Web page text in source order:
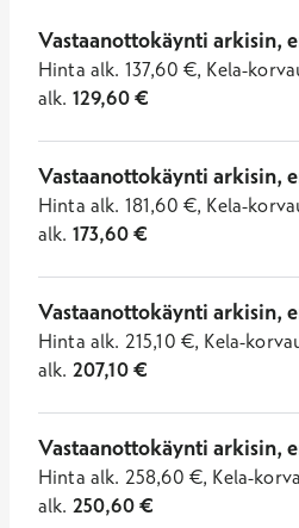
Vastaanottokäynti arkisin,
Hinta alk. 137,60 €, Kela-
alk. 129,60€
Vastaanottokäynti arkisin,
Hinta alk. 181,60 €, Kela-
alk. 173,60€
Vastaanottokäynti arkisin,
Hinta alk. 215,10 €, Kela-
alk. 207,10€
Vastaanottokäynti arkisin,
Hinta alk. 258,60 €, Kela-
alk. 250,60€